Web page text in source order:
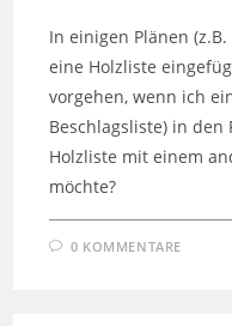
In einigen Plänen
eine Holzliste
vorgehen, wenn ich
Beschlagsliste) in
Holzliste mit einem
möchte?
0 KOMMENTARE